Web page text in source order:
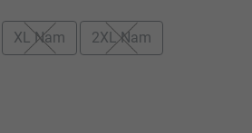
XL Nam 2XL Nam